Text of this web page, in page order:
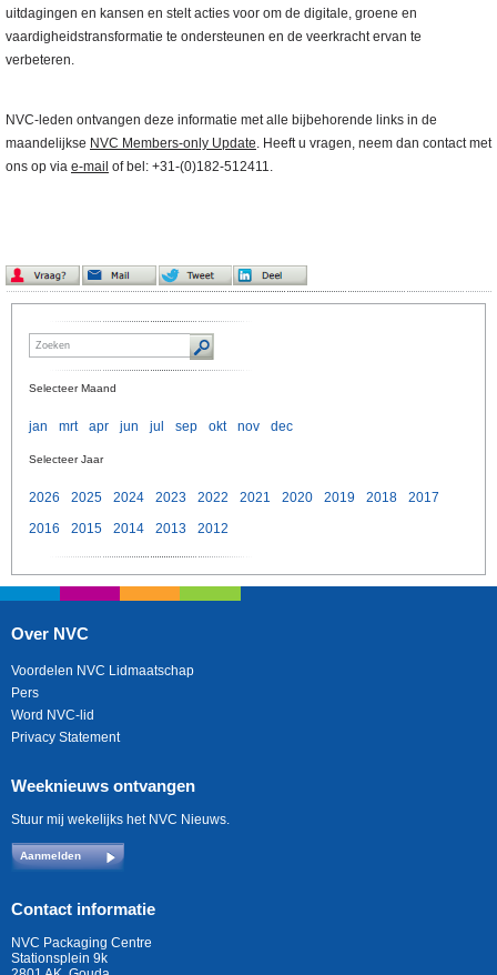
uitdagingen en kansen en stelt acties voor om de digitale, groene en
vaardigheidstransformatie te ondersteunen en de veerkracht ervan te
verbeteren.
NVC-leden ontvangen deze informatie met alle bijbehorende links in de
maandelijkse NVC Members-only Update. Heeft u vragen, neem dan contact met
ons op via e-mail of bel: +31-(0)182-512411.
Selecteer Maand
jan mrt apr jun jul sep okt nov dec
Selecteer Jaar
2026 2025 2024 2023 2022 2021 2020 2019 2018
2017
2016
2015 2014 2013 2012
Over NVC
Voordelen NVC Lidmaatschap
Pers
Word NVC-lid
Privacy Statement
Weeknieuws ontvangen
Stuur mij wekelijks het NVC Nieuws.
Aanmelden
Contact informatie
NVC Packaging Centre
Stationsplein 9k